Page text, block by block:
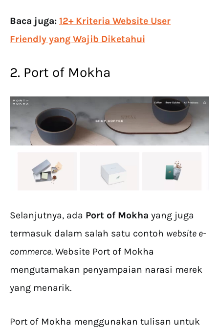
Baca juga: ​​12+ Kriteria Website User
Friendly yang Wajib Diketahui
2. Port of Mokha
Selanjutnya, ada Port of Mokha yang juga
termasuk dalam salah satu contoh website e-
commerce. Website Port of Mokha
mengutamakan penyampaian narasi merek
yang menarik.
Port of Mokha menggunakan tulisan untuk